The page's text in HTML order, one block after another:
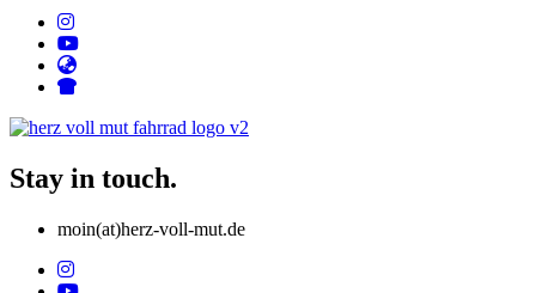
Stay in touch.
moin(at)herz-voll-mut.de